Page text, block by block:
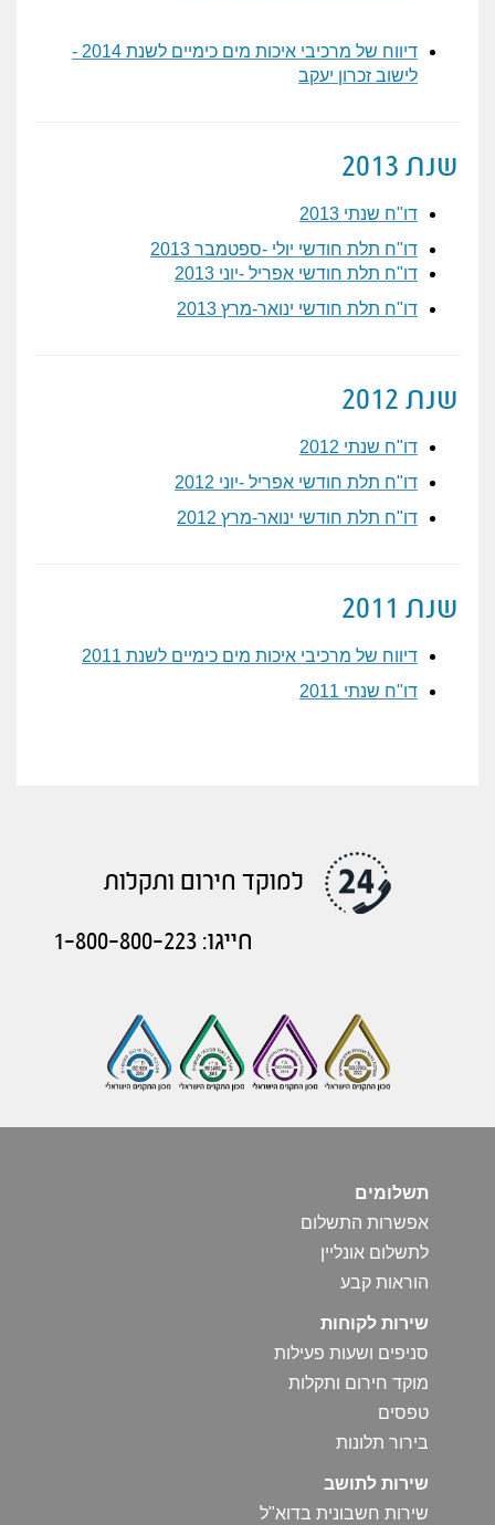
דיווח של מרכיבי איכות מים כימיים לשנת 2014 -
לישוב זכרון יעקב
שנת 2013
דו"ח שנתי 2013
דו"ח תלת חודשי יולי -ספטמבר 2013
דו"ח תלת חודשי אפריל -יוני 2013
דו"ח תלת חודשי ינואר-מרץ 2013
שנת 2012
דו"ח שנתי 2012
דו"ח תלת חודשי אפריל -יוני 2012
דו"ח תלת חודשי ינואר-מרץ 2012
שנת 2011
דיווח של מרכיבי איכות מים כימיים לשנת 2011
דו"ח שנתי 2011
למוקד חירום ותקלות
חייגו: 1-800-800-223
תשלומים
אפשרות התשלום
לתשלום אונליין
הוראות קבע
שירות לקוחות
סניפים ושעות פעילות
מוקד חירום ותקלות
טפסים
בירור תלונות
שירות לתושב
שירות חשבונית בדוא"ל